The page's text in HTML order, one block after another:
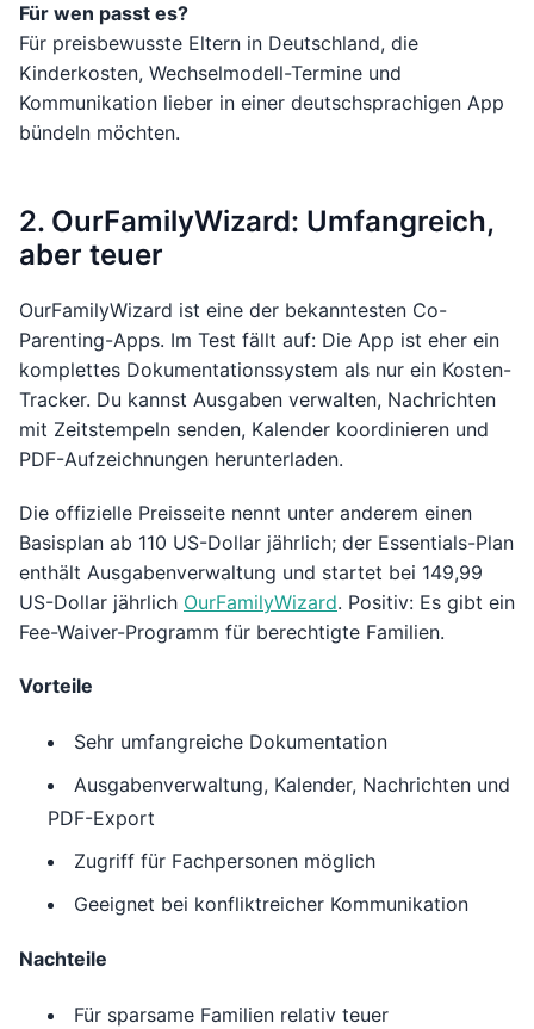
Für wen passt es?
Für preisbewusste Eltern in Deutschland, die
Kinderkosten, Wechselmodell-Termine und
Kommunikation lieber in einer deutschsprachigen App
bündeln möchten.
2. OurFamilyWizard: Umfangreich,
aber teuer
OurFamilyWizard ist eine der bekanntesten Co-
Parenting-Apps. Im Test fällt auf: Die App ist eher ein
komplettes Dokumentationssystem als nur ein Kosten-
Tracker. Du kannst Ausgaben verwalten, Nachrichten
mit Zeitstempeln senden, Kalender koordinieren und
PDF-Aufzeichnungen herunterladen.
Die offizielle Preisseite nennt unter anderem einen
Basisplan ab 110 US-Dollar jährlich; der Essentials-Plan
enthält Ausgabenverwaltung und startet bei 149,99
US-Dollar jährlich OurFamilyWizard. Positiv: Es gibt ein
Fee-Waiver-Programm für berechtigte Familien.
Vorteile
Sehr umfangreiche Dokumentation
Ausgabenverwaltung, Kalender, Nachrichten und
PDF-Export
Zugriff für Fachpersonen möglich
Geeignet bei konfliktreicher Kommunikation
Nachteile
Für sparsame Familien relativ teuer